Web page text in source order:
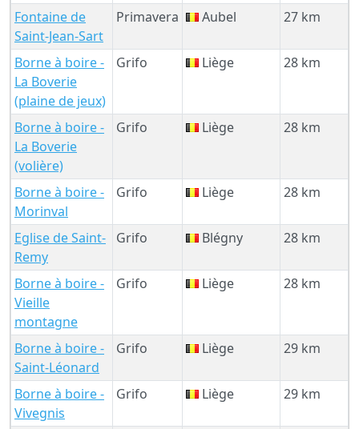
Fontaine de
Saint-Jean-Sart
Primavera Aubel 27 km
Borne à boire -
La Boverie
(plaine de jeux)
Grifo Liège 28 km
Borne à boire -
La Boverie
(volière)
Grifo Liège 28 km
Borne à boire -
Morinval
Grifo Liège 28 km
Eglise de Saint-
Remy
Grifo Blégny 28 km
Borne à boire -
Vieille
montagne
Grifo Liège 28 km
Borne à boire -
Saint-Léonard
Grifo Liège 29 km
Borne à boire -
Vivegnis
Grifo Liège 29 km